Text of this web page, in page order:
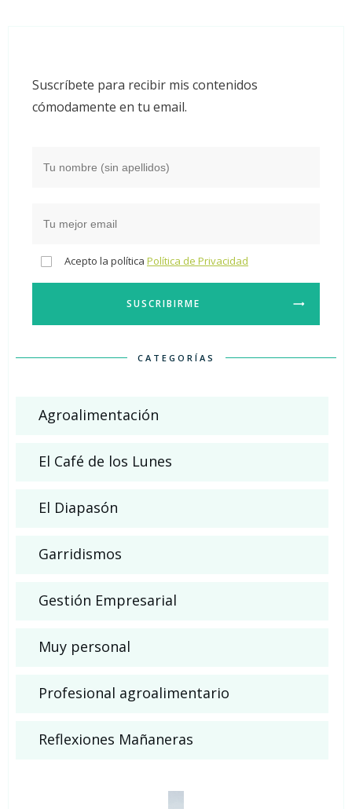
Suscríbete para recibir mis contenidos
cómodamente en tu email.
Acepto la política Política de Privacidad
SUSCRIBIRME
CATEGORÍAS
Agroalimentación
El Café de los Lunes
El Diapasón
Garridismos
Gestión Empresarial
Muy personal
Profesional agroalimentario
Reflexiones Mañaneras